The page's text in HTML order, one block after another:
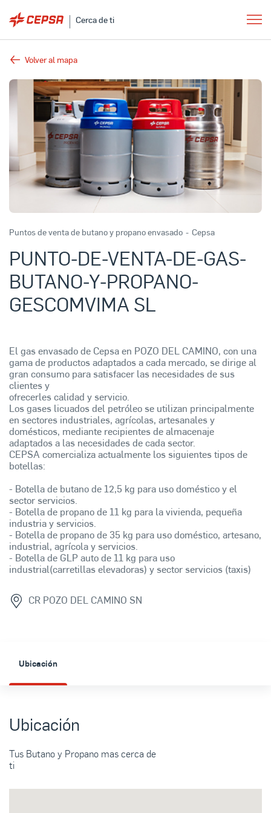
Cerca de ti
Volver al mapa
Puntos de venta de butano y propano envasado - Cepsa
PUNTO-DE-VENTA-DE-GAS-
BUTANO-Y-PROPANO-
GESCOMVIMA SL
El gas envasado de Cepsa en POZO DEL CAMINO, con una
gama de productos adaptados a cada mercado, se dirige al
gran consumo para satisfacer las necesidades de sus
clientes y
ofrecerles calidad y servicio.
Los gases licuados del petróleo se utilizan principalmente
en sectores industriales, agrícolas, artesanales y
domésticos, mediante recipientes de almacenaje
adaptados a las necesidades de cada sector.
CEPSA comercializa actualmente los siguientes tipos de
botellas:
- Botella de butano de 12,5 kg para uso doméstico y el
sector servicios.
- Botella de propano de 11 kg para la vivienda, pequeña
industria y servicios.
- Botella de propano de 35 kg para uso doméstico, artesano,
industrial, agrícola y servicios.
- Botella de GLP auto de 11 kg para uso
industrial(carretillas elevadoras) y sector servicios (taxis)
CR POZO DEL CAMINO SN
Ubicación
Ubicación
Tus Butano y Propano mas cerca de
ti